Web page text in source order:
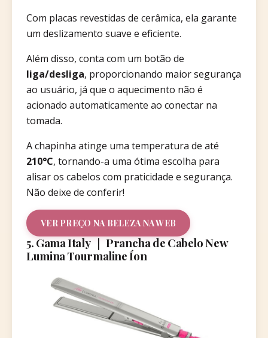
Com placas revestidas de cerâmica, ela garante
um deslizamento suave e eficiente.
Além disso, conta com um botão de
liga/desliga, proporcionando maior segurança
ao usuário, já que o aquecimento não é
acionado automaticamente ao conectar na
tomada.
A chapinha atinge uma temperatura de até
210°C, tornando-a uma ótima escolha para
alisar os cabelos com praticidade e segurança.
Não deixe de conferir!
VER PREÇO NA BELEZA NA WEB
5. Gama Italy ｜ Prancha de Cabelo New
Lumina Tourmaline Íon